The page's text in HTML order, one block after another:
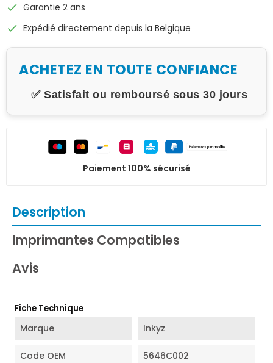
check Garantie 2 ans
check Expédié directement depuis la Belgique
ACHETEZ EN TOUTE CONFIANCE
✅ Satisfait ou remboursé sous 30 jours
Paiement 100% sécurisé
Description
Imprimantes Compatibles
Avis
Fiche Technique
Marque Inkyz
Code OEM 5646C002